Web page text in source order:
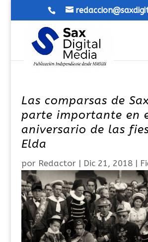
Las comparsas de
parte importante en
aniversario de las
Elda
por Redactor| Dic 21, 2018|